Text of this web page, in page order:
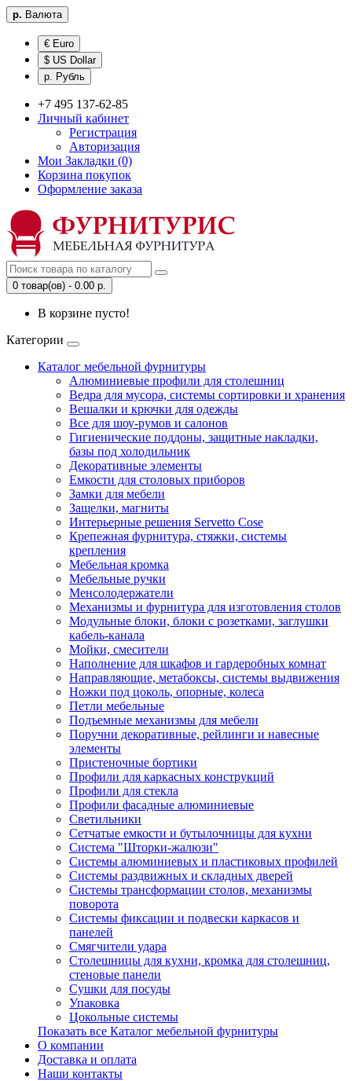
р. Валюта
€ Euro
$ US Dollar
р. Рубль
+7 495 137-62-85
Личный кабинет
Регистрация
Авторизация
Мои Закладки (0)
Корзина покупок
Оформление заказа
0 товар(ов) - 0.00 р.
В корзине пусто!
Категории
Каталог мебельной фурнитуры
Алюминиевые профили для столешниц
Ведра для мусора, системы сортировки и хранения
Вешалки и крючки для одежды
Все для шоу-румов и салонов
Гигиенические поддоны, защитные накладки,
базы под холодильник
Декоративные элементы
Емкости для столовых приборов
Замки для мебели
Защелки, магниты
Интерьерные решения Servetto Cose
Крепежная фурнитура, стяжки, системы
крепления
Мебельная кромка
Мебельные ручки
Менсолодержатели
Механизмы и фурнитура для изготовления столов
Модульные блоки, блоки с розетками, заглушки
кабель-канала
Мойки, смесители
Наполнение для шкафов и гардеробных комнат
Направляющие, метабоксы, системы выдвижения
Ножки под цоколь, опорные, колеса
Петли мебельные
Подъемные механизмы для мебели
Поручни декоративные, рейлинги и навесные
элементы
Пристеночные бортики
Профили для каркасных конструкций
Профили для стекла
Профили фасадные алюминиевые
Светильники
Сетчатые емкости и бутылочницы для кухни
Система "Шторки-жалюзи"
Системы алюминиевых и пластиковых профилей
Системы раздвижных и складных дверей
Системы трансформации столов, механизмы
поворота
Системы фиксации и подвески каркасов и
панелей
Смягчители удара
Столешницы для кухни, кромка для столешниц,
стеновые панели
Сушки для посуды
Упаковка
Цокольные системы
Показать все Каталог мебельной фурнитуры
О компании
Доставка и оплата
Наши контакты